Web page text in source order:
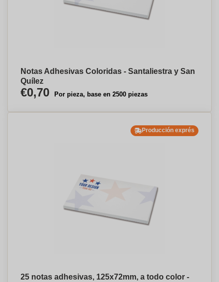
Notas Adhesivas Coloridas - Santaliestra y San
Quílez
€0,70 Por pieza, base en 2500 piezas
Producción exprés
25 notas adhesivas, 125x72mm, a todo color -